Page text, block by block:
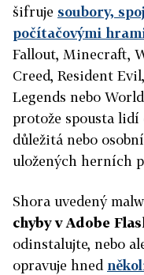
šifruje soubory,
počítačovými
Fallout, Minecraft,
Creed, Resident
Legends nebo
protože spousta lidí
důležitá nebo
uložených herních
Shora uvedený
chyby v Adobe
odinstalujte, nebo
opravuje hned